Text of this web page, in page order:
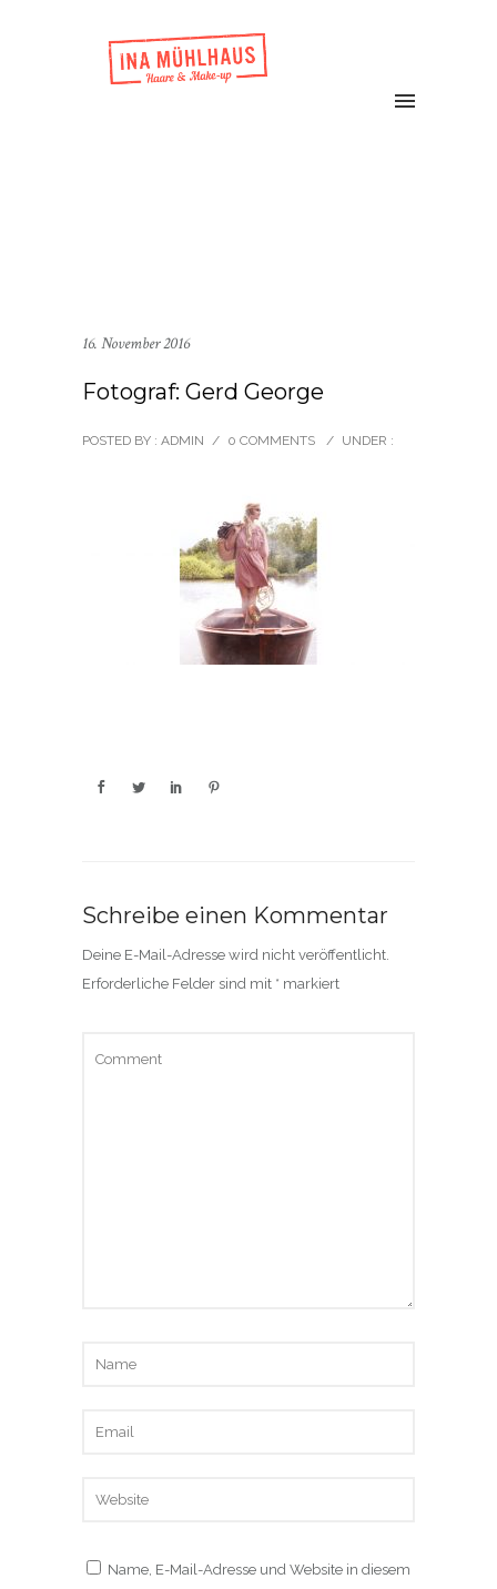
16. November 2016
Fotograf: Gerd George
POSTED BY : ADMIN / 0 COMMENTS / UNDER :
Schreibe einen Kommentar
Deine E-Mail-Adresse wird nicht veröffentlicht.
Erforderliche Felder sind mit * markiert
Name, E-Mail-Adresse und Website in diesem